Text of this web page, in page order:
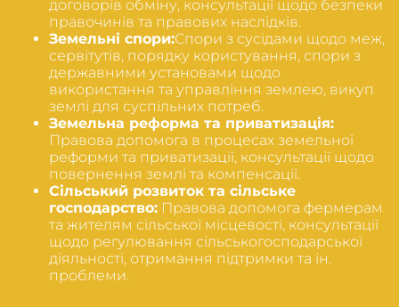
договорів обміну, консультації щодо безпеки
правочинів та правових наслідків.
Земельні спори:Спори з сусідами щодо меж,
сервітутів, порядку користування, спори з
державними установами щодо
використання та управління землею, викуп
землі для суспільних потреб.
Земельна реформа та приватизація:
Правова допомога в процесах земельної
реформи та приватизації, консультації щодо
повернення землі та компенсації.
Сільський розвиток та сільське
господарство: Правова допомога фермерам
та жителям сільської місцевості, консультації
щодо регулювання сільськогосподарської
діяльності, отримання підтримки та ін.
проблеми.